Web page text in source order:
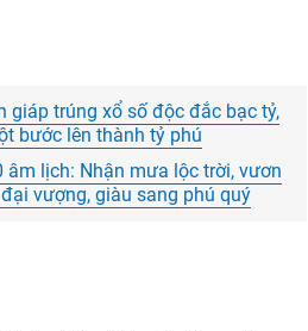
trúng xổ số độc đắc bạc tỷ,
bước lên thành tỷ phú
lịch: Nhận mưa lộc trời, vươn
vượng, giàu sang phú quý